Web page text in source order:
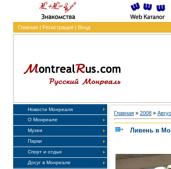
Главная| Регистрация| Вход
Новости Монреаля
О Монреале
Музеи
Парки
Спорт и отдых
Досуг в Монреале
Главная» 2008 »
Ливень в